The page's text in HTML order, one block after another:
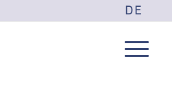
DE